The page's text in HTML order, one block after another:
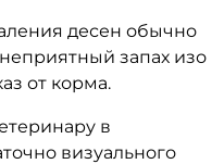
десен обычно
запах изо
от корма.
в
визуального